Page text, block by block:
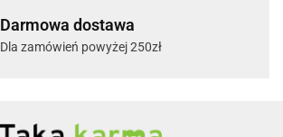
Darmowa dostawa
Dla zamówień powyżej 250zł